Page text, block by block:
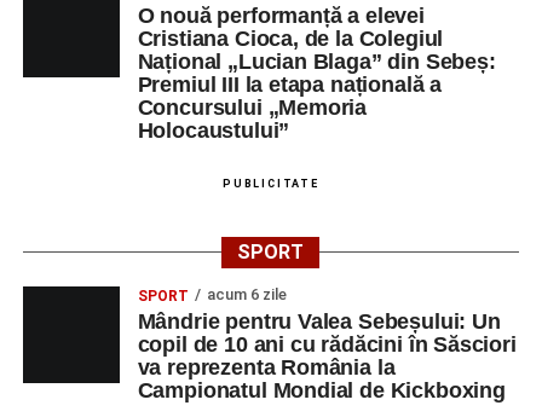
O nouă performanță a elevei
Cristiana Cioca, de la Colegiul
Național „Lucian Blaga” din Sebeș:
Premiul III la etapa națională a
Concursului „Memoria
Holocaustului”
PUBLICITATE
SPORT
SPORT acum 6 zile
Mândrie pentru Valea Sebeșului: Un
copil de 10 ani cu rădăcini în Săsciori
va reprezenta România la
Campionatul Mondial de Kickboxing